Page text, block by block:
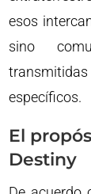
esos
sino
específicos.
El
Destiny